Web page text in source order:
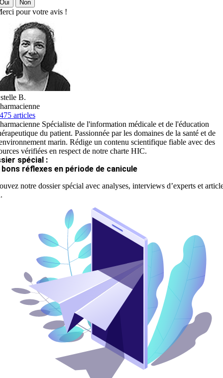
Non
pour votre avis !
B.
articles
Spécialiste de l'information médicale et de l'éducation
du patient. Passionnée par les domaines de la santé et de
marin. Rédige un contenu scientifique fiable avec des
vérifiées en respect de notre charte HIC.
spécial :
bons réflexes en période de canicule
notre dossier spécial avec analyses, interviews d’experts et